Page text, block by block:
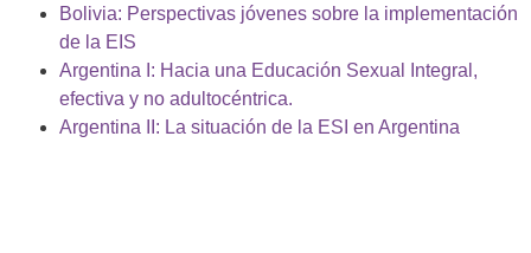
Bolivia: Perspectivas jóvenes sobre la implementación
de la EIS
Argentina I: Hacia una Educación Sexual Integral,
efectiva y no adultocéntrica.
Argentina II: La situación de la ESI en Argentina